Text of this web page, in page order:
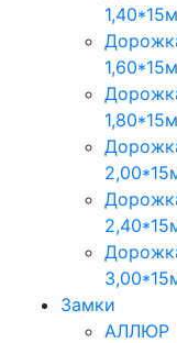
Замки
АЛЛЮР